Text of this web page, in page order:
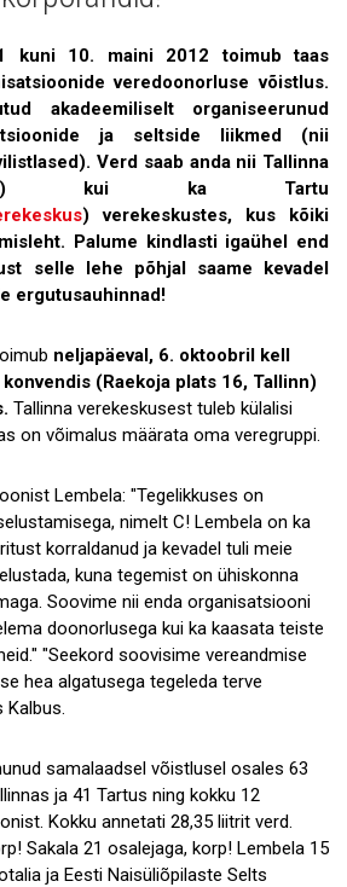
kuni 10. maini 2012 toimub taas
veredoonorluse võistlus.
akadeemiliselt organiseerunud
ja seltside liikmed (nii
Verd saab anda nii Tallinna
) kui ka Tartu
) verekeskustes, kus kõiki
Palume kindlasti igaühel end
selle lehe põhjal saame kevadel
ergutusauhinnad!
neljapäeval, 6. oktoobril kell
(Raekoja plats 16, Tallinn)
Tallinna verekeskusest tuleb külalisi
on võimalus määrata oma veregruppi.
Lembela: "Tegelikkuses on
nimelt C! Lembela on ka
korraldanud ja kevadel tuli meie
kuna tegemist on ühiskonna
Soovime nii enda organisatsiooni
doonorlusega kui ka kaasata teiste
"Seekord soovisime vereandmise
hea algatusega tegeleda terve
Kalbus.
samalaadsel võistlusel osales 63
ja 41 Tartus ning kokku 12
Kokku annetati 28,35 liitrit verd.
Sakala 21 osalejaga, korp! Lembela 15
ja Eesti Naisüliõpilaste Selts